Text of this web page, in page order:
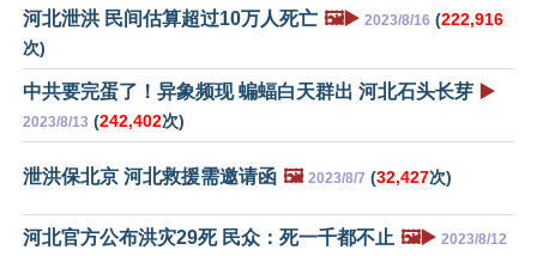
河北泄洪 民间估算超过10万人死亡 🖼️▶️ 2023/8/16 (222,916
次)
中共要完蛋了！异象频现 蝙蝠白天群出 河北石头长芽 ▶️
2023/8/13 (242,402次)
泄洪保北京 河北救援需邀请函 🖼️ 2023/8/7 (32,427次)
河北官方公布洪灾29死 民众：死一千都不止 🖼️▶️ 2023/8/12